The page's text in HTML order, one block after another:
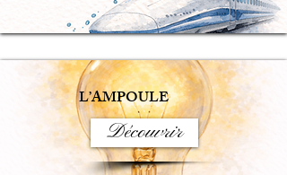
L’AMPOULE
Découvrir